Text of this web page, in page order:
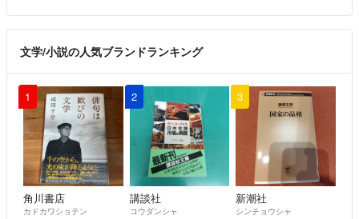
文学/小説の人気ブランドランキング
1
角川書店
カドカワショテン
2
講談社
コウダンシャ
3
新潮社
シンチョウシャ